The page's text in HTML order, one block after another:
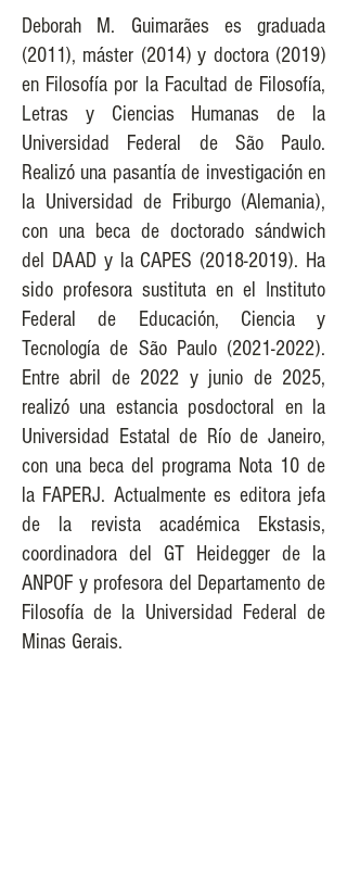
Deborah M. Guimarães es graduada
(2011), máster (2014) y doctora (2019)
en Filosofía por la Facultad de Filosofía,
Letras y Ciencias Humanas de la
Universidad Federal de São Paulo.
Realizó una pasantía de investigación en
la Universidad de Friburgo (Alemania),
con una beca de doctorado sándwich
del DAAD y la CAPES (2018-2019). Ha
sido profesora sustituta en el Instituto
Federal de Educación, Ciencia y
Tecnología de São Paulo (2021-2022).
Entre abril de 2022 y junio de 2025,
realizó una estancia posdoctoral en la
Universidad Estatal de Río de Janeiro,
con una beca del programa Nota 10 de
la FAPERJ. Actualmente es editora jefa
de la revista académica Ekstasis,
coordinadora del GT Heidegger de la
ANPOF y profesora del Departamento de
Filosofía de la Universidad Federal de
Minas Gerais.